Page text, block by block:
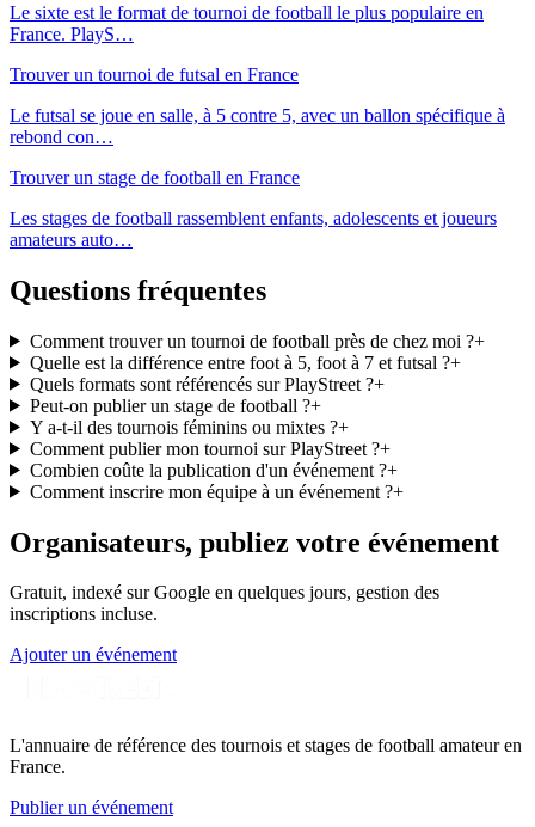
Le sixte est le format de tournoi de football le plus populaire en
France. PlayS…
Trouver un tournoi de futsal en France
Le futsal se joue en salle, à 5 contre 5, avec un ballon spécifique à
rebond con…
Trouver un stage de football en France
Les stages de football rassemblent enfants, adolescents et joueurs
amateurs auto…
Questions fréquentes
Comment trouver un tournoi de football près de chez moi ?+
Quelle est la différence entre foot à 5, foot à 7 et futsal ?+
Quels formats sont référencés sur PlayStreet ?+
Peut-on publier un stage de football ?+
Y a-t-il des tournois féminins ou mixtes ?+
Comment publier mon tournoi sur PlayStreet ?+
Combien coûte la publication d'un événement ?+
Comment inscrire mon équipe à un événement ?+
Organisateurs, publiez votre événement
Gratuit, indexé sur Google en quelques jours, gestion des
inscriptions incluse.
Ajouter un événement
L'annuaire de référence des tournois et stages de football amateur en
France.
Publier un événement